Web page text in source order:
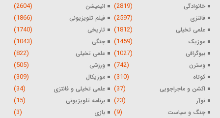
خانوادگی (2819) انیمیشن (2604)
فانتزی (2597) فیلم تلویزیونی (1866)
علمی تخیلی (1812) تاریخی (1740)
موزیک (1459) جنگی (1043)
بیوگرافی (1027) علمی تخیلی (822)
وسترن (742) ورزشی (505)
کوتاه (310) موزیکال (309)
اکشن و ماجراجویی (37) علمی تخیلی و فانتزی (34)
نوآر (23) برنامه تلویزیونی (15)
جنگ و سیاست (9) بازی (3)